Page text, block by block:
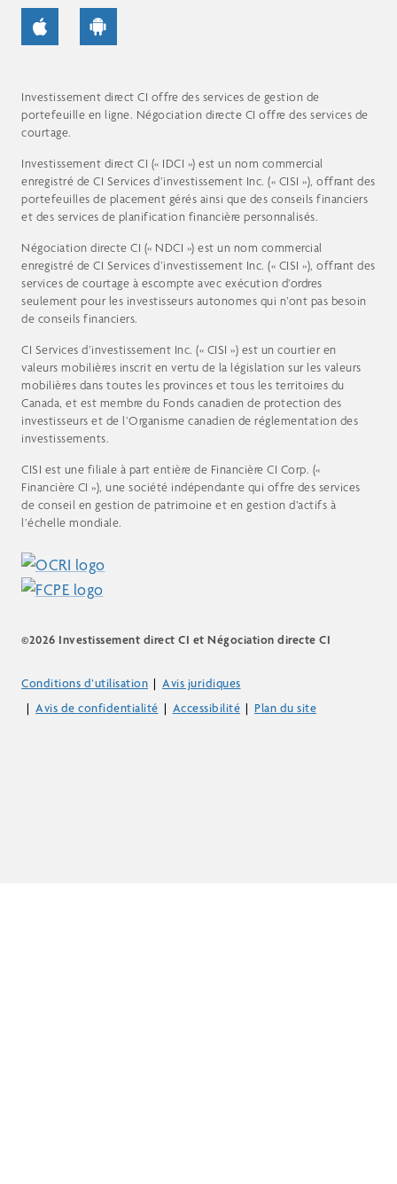
Investissement direct CI offre des services de gestion de
portefeuille en ligne. Négociation directe CI offre des services de
courtage.
Investissement direct CI (« IDCI ») est un nom commercial
enregistré de CI Services d’investissement Inc. (« CISI »), offrant des
portefeuilles de placement gérés ainsi que des conseils financiers
et des services de planification financière personnalisés.
Négociation directe CI (« NDCI ») est un nom commercial
enregistré de CI Services d’investissement Inc. (« CISI »), offrant des
services de courtage à escompte avec exécution d’ordres
seulement pour les investisseurs autonomes qui n’ont pas besoin
de conseils financiers.
CI Services d’investissement Inc. (« CISI ») est un courtier en
valeurs mobilières inscrit en vertu de la législation sur les valeurs
mobilières dans toutes les provinces et tous les territoires du
Canada, et est membre du Fonds canadien de protection des
investisseurs et de l’Organisme canadien de réglementation des
investissements.
CISI est une filiale à part entière de Financière CI Corp. («
Financière CI »), une société indépendante qui offre des services
de conseil en gestion de patrimoine et en gestion d’actifs à
l’échelle mondiale.
©2026 Investissement direct CI et Négociation directe CI
Conditions d’utilisation
Avis juridiques
Avis de confidentialité
Accessibilité Plan du site